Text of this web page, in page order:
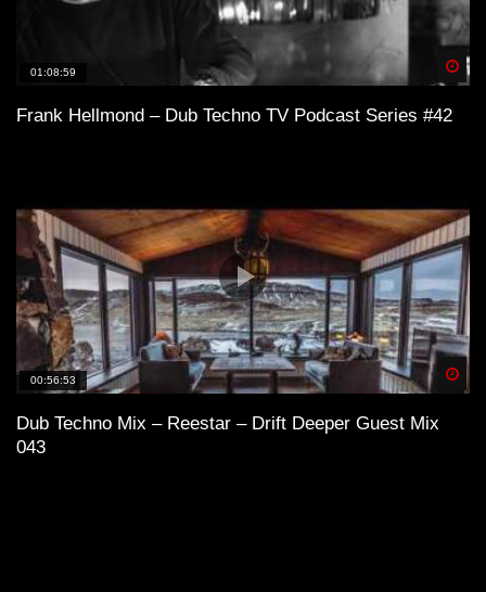
01:08:59
Frank Hellmond – Dub Techno TV Podcast Series #42
00:56:53
Dub Techno Mix – Reestar – Drift Deeper Guest Mix
043